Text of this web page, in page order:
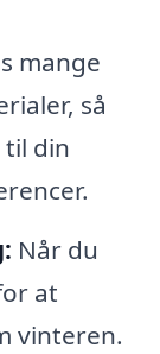
mange
så
din
Når du
at
vinteren.